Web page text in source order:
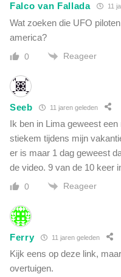
Falco van Fallada 11
Wat zoeken die UFO
america?
0 Reageer
Seeb 11 jaren geleden
Ik ben in Lima geweest
stiekem tijdens mijn
er is maar 1 dag geweest
de video. 9 van de 10 keer
0 Reageer
Ferry 11 jaren geleden
Kijk eens op deze link,
overtuigen.